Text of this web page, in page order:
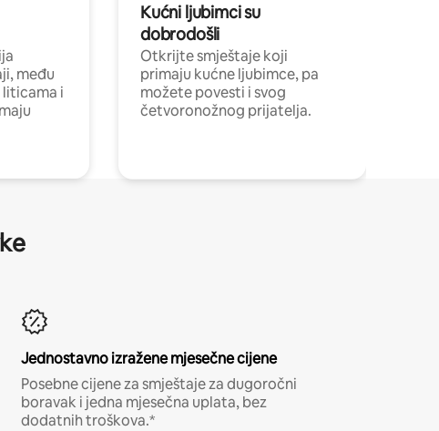
među
liticama i
Kućni ljubimci su
dobrodošli
Otkrijte smještaje koji
primaju kućne ljubimce, pa
možete povesti i svog
četvoronožnog prijatelja.
Jednostavno izražene mjesečne cijene
Posebne cijene za smještaje za dugoročni
boravak i jedna mjesečna uplata, bez
dodatnih troškova.*